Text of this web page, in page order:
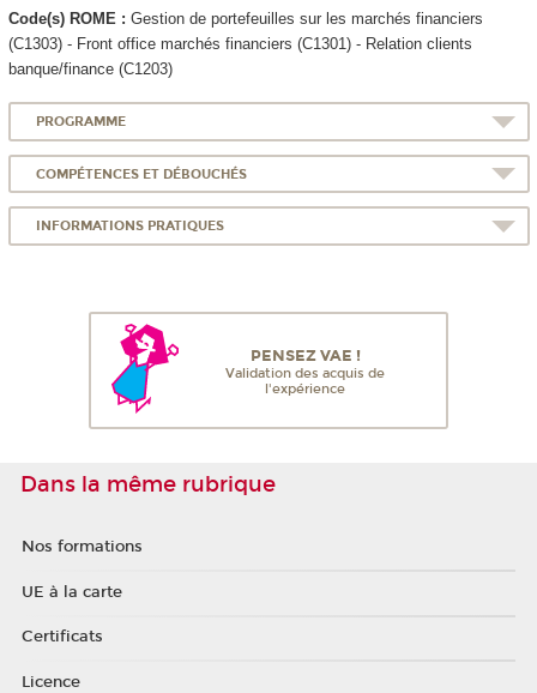
Code(s) ROME : Gestion de portefeuilles sur les marchés financiers
(C1303) - Front office marchés financiers (C1301) - Relation clients
banque/finance (C1203)
PROGRAMME
COMPÉTENCES ET DÉBOUCHÉS
INFORMATIONS PRATIQUES
PENSEZ VAE !
Validation des acquis de
l'expérience
Dans la même rubrique
Nos formations
UE à la carte
Certificats
Licence